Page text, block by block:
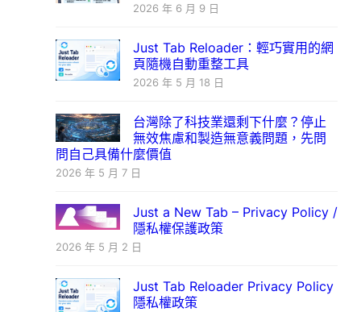
2026 年 6 月 9 日
Just Tab Reloader：輕巧實用的網
頁隨機自動重整工具
2026 年 5 月 18 日
台灣除了科技業還剩下什麼？停止
無效焦慮和製造無意義問題，先問
問自己具備什麼價值
2026 年 5 月 7 日
Just a New Tab – Privacy Policy /
隱私權保護政策
2026 年 5 月 2 日
Just Tab Reloader Privacy Policy
隱私權政策